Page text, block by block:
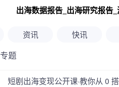
出海数据报告_出海研究报告
资讯 快讯
专题
短剧出海变现公开课·教你从 0